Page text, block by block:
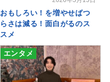
おもしろい！を増やせばつ
らさは減る！面白がるのス
スメ
エンタメ